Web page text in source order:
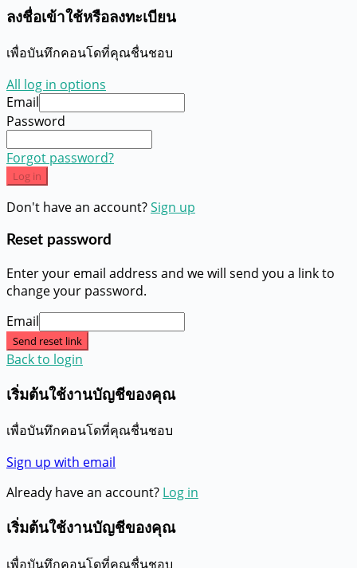
ลงชื่อเข้าใช้หรือลงทะเบียน
เพื่อบันทึกคอนโดที่คุณชื่นชอบ
All log in options
Email
Password
Forgot password?
Log in
Don't have an account?Sign up
Reset password
Enter your email address and we will send you a link to
change your password.
Email
Send reset link
Back to login
เริ่มต้นใช้งานบัญชีของคุณ
เพื่อบันทึกคอนโดที่คุณชื่นชอบ
Sign up with email
Already have an account? Log in
เริ่มต้นใช้งานบัญชีของคุณ
เพื่อบันทึกคอนโดที่คุณชื่นชอบ